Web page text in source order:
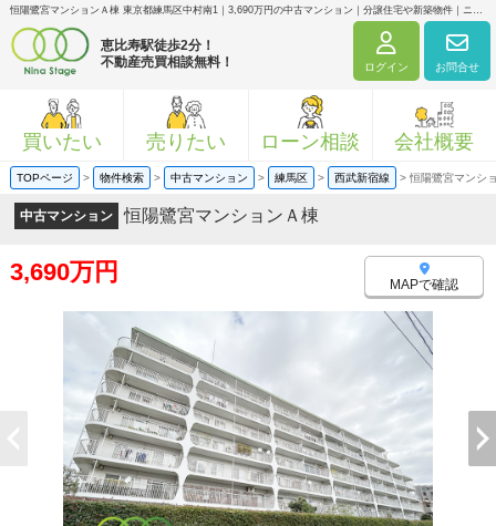
恒陽鷺宮マンションＡ棟 東京都練馬区中村南1｜3,690万円の中古マンション｜分譲住宅や新築物件｜ニナ・ステージ株式会社
恵比寿駅徒歩2分！
不動産売買相談無料！
ログイン お問合せ
買いたい 売りたい ローン相談 会社概要
TOPページ > 物件検索 > 中古マンション > 練馬区 > 西武新宿線 > 恒陽鷺宮マンシ
中古マンション 恒陽鷺宮マンションＡ棟
3,690万円 MAPで確認